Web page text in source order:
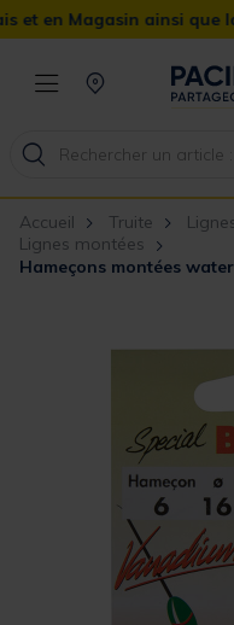
ainsi que la
Accueil Truite
Lignes montées
Hameçons montées